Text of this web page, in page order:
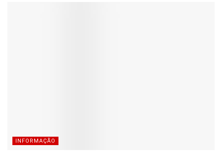
INFORMAÇÃO